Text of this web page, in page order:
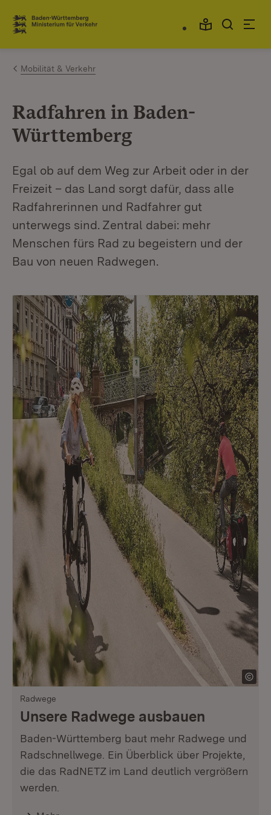
Zum Inhalt springen
Link zur Startseite
Mobilität & Verkehr
Radfahren in Baden-
Württemberg
Egal ob auf dem Weg zur Arbeit oder in der
Freizeit – das Land sorgt dafür, dass alle
Radfahrerinnen und Radfahrer gut
unterwegs sind. Zentral dabei: mehr
Menschen fürs Rad zu begeistern und der
Bau von neuen Radwegen.
Radwege
Unsere Radwege ausbauen
Baden-Württemberg baut mehr Radwege und
Radschnellwege. Ein Überblick über Projekte,
die das RadNETZ im Land deutlich vergrößern
werden.